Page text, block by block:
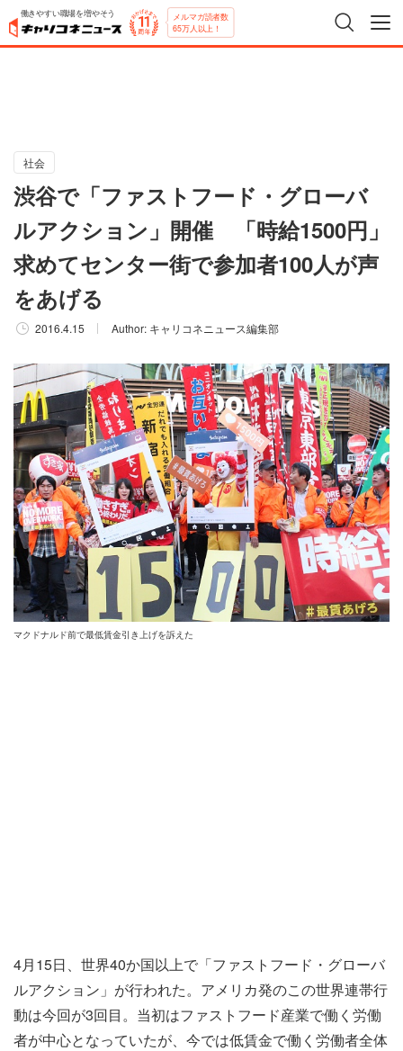
働きやすい職場を増やそう メルマガ読者数
65万人以上！
社会
渋谷で「ファストフード・グローバ
ルアクション」開催 「時給1500円」
求めてセンター街で参加者100人が声
をあげる
2016.4.15 Author: キャリコネニュース編集部
マクドナルド前で最低賃金引き上げを訴えた
4月15日、世界40か国以上で「ファストフード・グローバ
ルアクション」が行われた。アメリカ発のこの世界連帯行
動は今回が3回目。当初はファストフード産業で働く労働
者が中心となっていたが、今では低賃金で働く労働者全体